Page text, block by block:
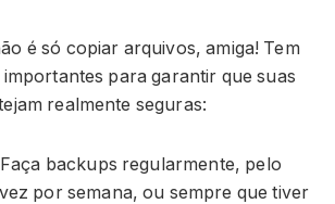
é só copiar arquivos, amiga! Tem
para garantir que suas
realmente seguras:
backups regularmente, pelo
por semana, ou sempre que tiver